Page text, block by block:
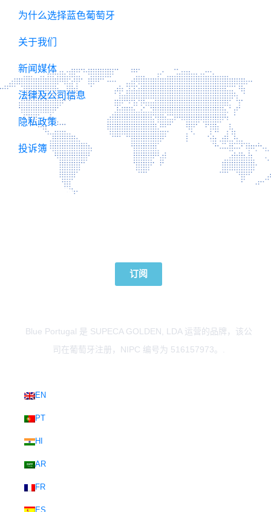
为什么选择蓝色葡萄牙
关于我们
新闻媒体
法律及公司信息
​隐私政策
投诉簿
订阅
Blue Portugal 是 SUPECA GOLDEN, LDA 运营的品牌，该公
司在葡萄牙注册，NIPC 编号为 516157973。.
EN
PT
HI
AR
FR
ES